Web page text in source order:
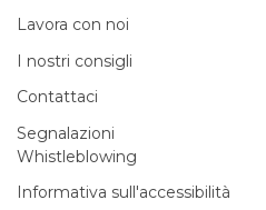
Lavora con noi
I nostri consigli
Contattaci
Segnalazioni
Whistleblowing
Informativa sull'accessibilità